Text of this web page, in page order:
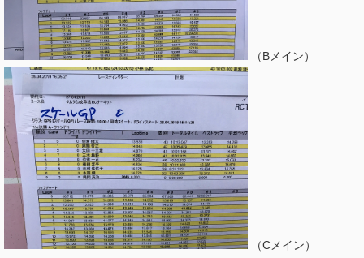
（Bメイン）
（Cメイン）